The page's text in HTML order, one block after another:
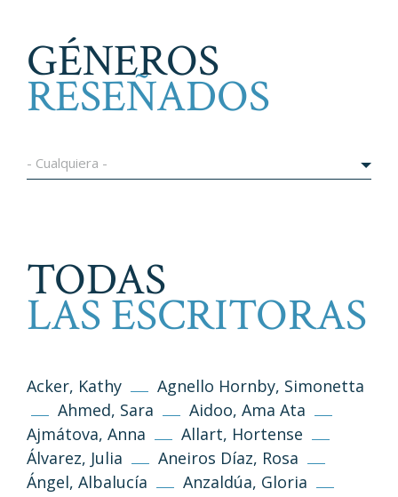
GÉNEROS
RESEÑADOS
- Cualquiera -
TODAS
LAS ESCRITORAS
Acker, Kathy
Agnello Hornby, Simonetta
Ahmed, Sara
Aidoo, Ama Ata
Ajmátova, Anna
Allart, Hortense
Álvarez, Julia
Aneiros Díaz, Rosa
Ángel, Albalucía
Anzaldúa, Gloria